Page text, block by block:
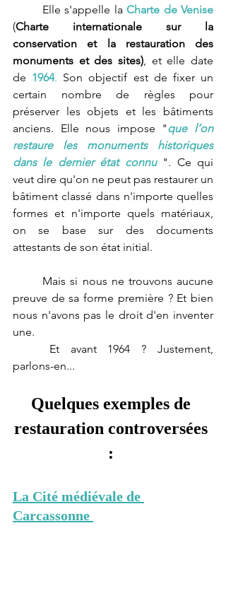
	Elle s'appelle
la
(Charte internationale sur la
conservation et la restauration des
monuments et des sites) , et elle date
de 1964. Son objectif est de fixer un
certain nombre de règles pour
préserver les objets et les bâtiments
anciens. Elle nous impose "que l’on
restaure les monuments historiques
dans le dernier état connu ". Ce qui
veut dire qu'on ne peut pas restaurer un
bâtiment classé dans n'importe quelles
formes et n'importe quels matériaux,
on se base sur des documents
attestants de son état initial.
preuve de sa forme première ? Et bien
nous n'avons pas le droit d'en inventer
une.
parlons-en...
Quelques exemples de
restauration controversées
:
La Cité médiévale de
Carcassonne